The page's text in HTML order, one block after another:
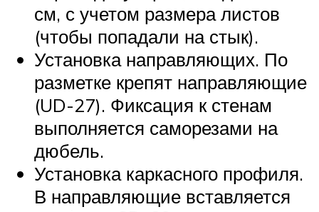
см, с учетом размера листов
(чтобы попадали на стык).
Установка направляющих. По
разметке крепят направляющие
(UD-27). Фиксация к стенам
выполняется саморезами на
дюбель.
Установка каркасного профиля.
В направляющие вставляется